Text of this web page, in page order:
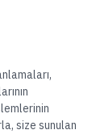
size sunulan